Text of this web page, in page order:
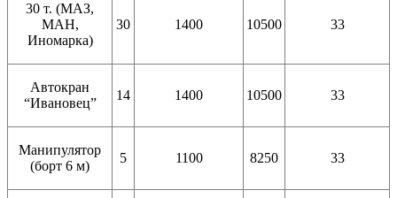
30 т. (МАЗ,
МАН,
Иномарка)
30 1400 10500 33
Автокран
“Ивановец”
14 1400 10500 33
Манипулятор
(борт 6 м)
5 1100 8250 33